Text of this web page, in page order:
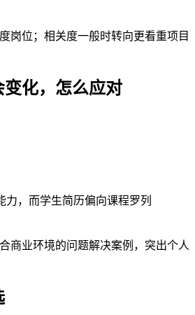
岗位；相关度一般时转向更看重项目
化，怎么应对
力，而学生简历偏向课程罗列
商业环境的问题解决案例，突出个人